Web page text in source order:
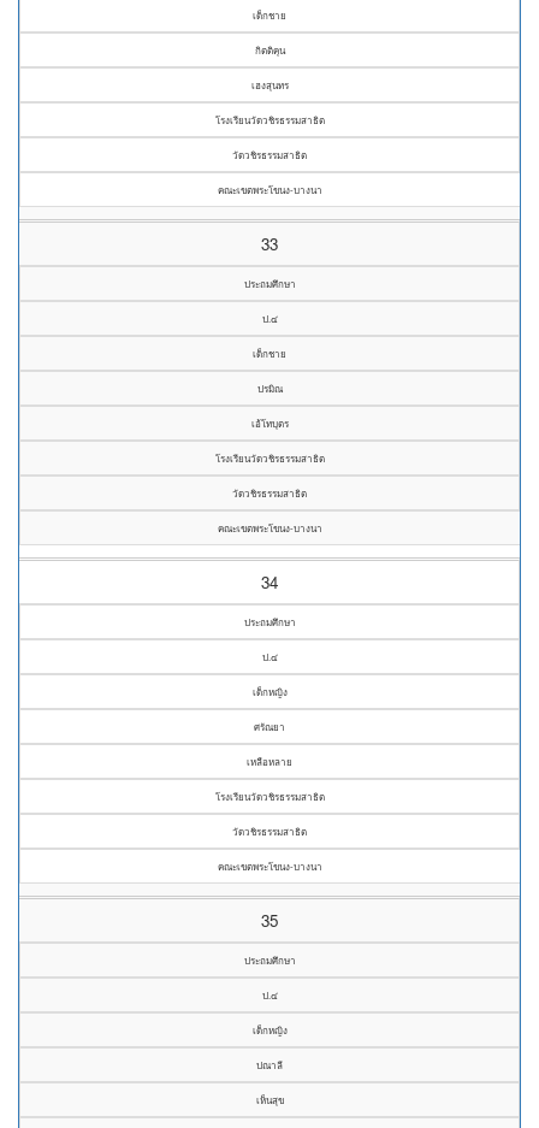
เด็กชาย
กิตติคุน
เฮงสุนทร
โรงเรียนวัดวชิรธรรมสาธิต
วัดวชิรธรรมสาธิต
คณะเขตพระโขนง-บางนา
33
ประถมศึกษา
ป.๔
เด็กชาย
ปรมิณ
เอ้โทบุตร
โรงเรียนวัดวชิรธรรมสาธิต
วัดวชิรธรรมสาธิต
คณะเขตพระโขนง-บางนา
34
ประถมศึกษา
ป.๔
เด็กหญิง
ศรัณยา
เหลือหลาย
โรงเรียนวัดวชิรธรรมสาธิต
วัดวชิรธรรมสาธิต
คณะเขตพระโขนง-บางนา
35
ประถมศึกษา
ป.๔
เด็กหญิง
ปณาลี
เห็นสุข